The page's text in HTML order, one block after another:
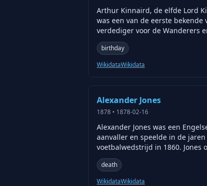
Arthur Kinnaird, de elfde Lord
was een van de eerste
verdediger voor de Wanderers
birthday
WikidataWikidata
Alexander Jones
1878 • 1878-02-16
Alexander Jones was een
aanvaller en speelde in de
voetbalwedstrijd in 1860. Jones
death
WikidataWikidata